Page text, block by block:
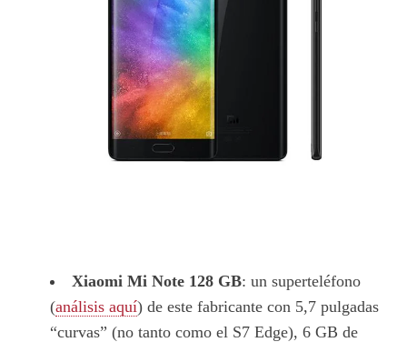
Xiaomi Mi Note 128 GB: un superteléfono
(análisis aquí) de este fabricante con 5,7 pulgadas
“curvas” (no tanto como el S7 Edge), 6 GB de